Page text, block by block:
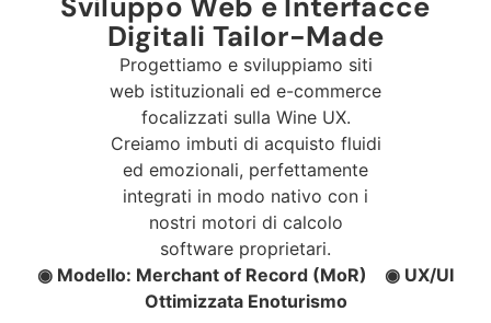
Digitali Tailor-Made
Progettiamo e sviluppiamo siti
web istituzionali ed e-commerce
focalizzati sulla Wine UX.
Creiamo imbuti di acquisto fluidi
ed emozionali, perfettamente
integrati in modo nativo con i
nostri motori di calcolo
software proprietari.
◉ Modello: Merchant of Record (MoR) ◉ UX/UI
Ottimizzata Enoturismo